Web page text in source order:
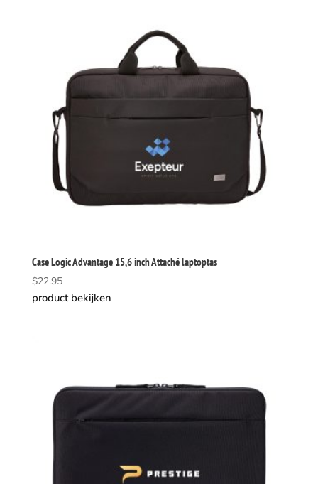
Case Logic Advantage 15,6 inch Attaché laptoptas
$22.95
product bekijken